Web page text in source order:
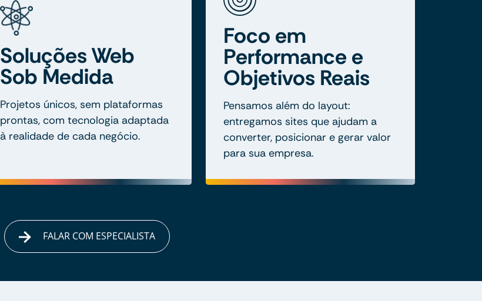
Soluções Web
Sob Medida
Projetos únicos, sem plataformas
prontas, com tecnologia adaptada
à realidade de cada negócio.
Foco em
Performance e
Objetivos Reais
Pensamos além do layout:
entregamos sites que ajudam a
converter, posicionar e gerar valor
para sua empresa.
FALAR COM ESPECIALISTA